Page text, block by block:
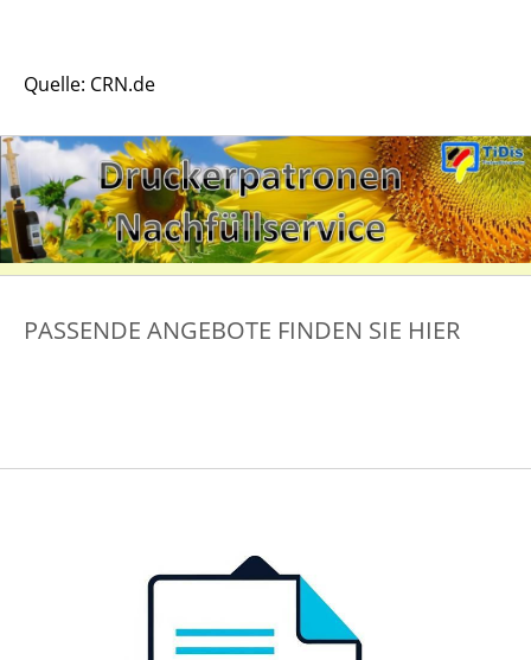
Quelle: CRN.de
PASSENDE ANGEBOTE FINDEN SIE HIER